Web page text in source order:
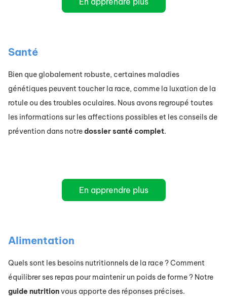
Santé
Bien que globalement robuste, certaines maladies
génétiques peuvent toucher la race, comme la luxation de la
rotule ou des troubles oculaires. Nous avons regroupé toutes
les informations sur les affections possibles et les conseils de
prévention dans notredossier santé complet.
En apprendre plus
Alimentation
Quels sont les besoins nutritionnels de la race ? Comment
équilibrer ses repas pour maintenir un poids de forme ? Notre
guide nutritionvous apporte des réponses précises.